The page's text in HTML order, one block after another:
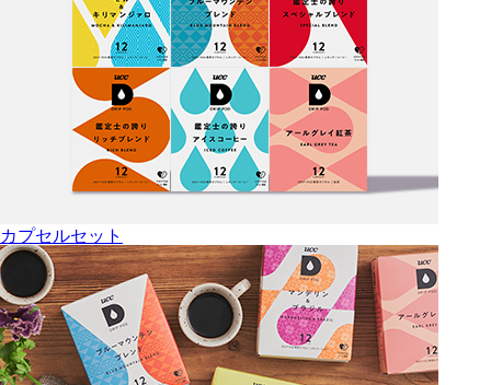
カプセルセット